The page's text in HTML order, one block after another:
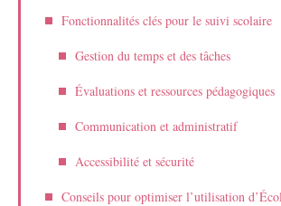
Fonctionnalités clés pour le suivi scolaire
Gestion du temps et des tâches
Évaluations et ressources pédagogiques
Communication et administratif
Accessibilité et sécurité
Conseils pour optimiser l’utilisation